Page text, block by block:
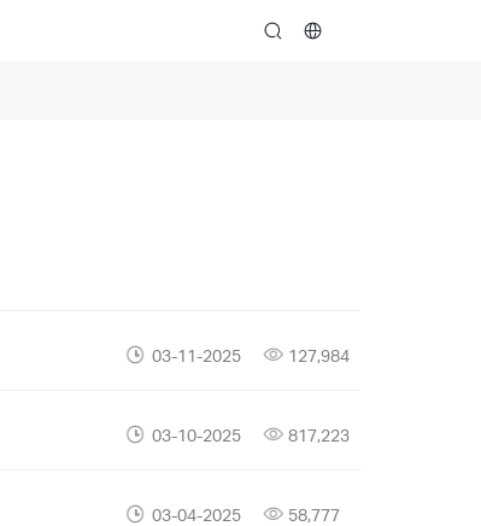
search
03-11-2025 127,984
03-10-2025 817,223
03-04-2025 58,777